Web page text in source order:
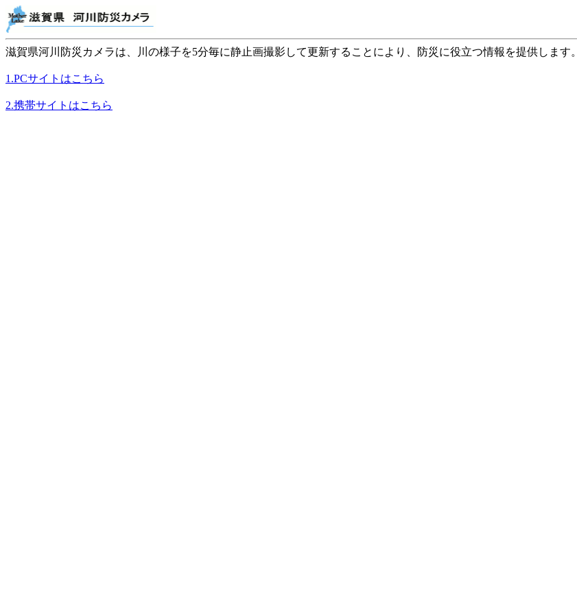
滋賀県河川防災カメラは、川の様子を5分毎に静止画撮影して更新することにより、防災に役立つ情報を提供します。
1.PCサイトはこちら
2.携帯サイトはこちら